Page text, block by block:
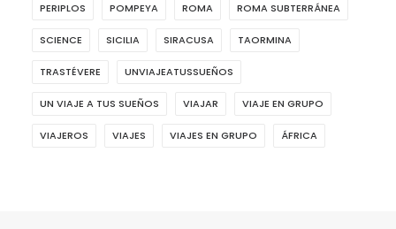
PERIPLOS POMPEYA ROMA ROMA SUBTERRÁNEA
SCIENCE SICILIA SIRACUSA TAORMINA
TRASTÉVERE UNVIAJEATUSSUEÑOS
UN VIAJE A TUS SUEÑOS VIAJAR VIAJE EN GRUPO
VIAJEROS VIAJES VIAJES EN GRUPO ÁFRICA